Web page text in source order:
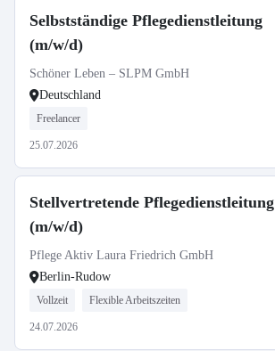
Selbstständige Pflegedienstleitung
(m/w/d)
Schöner Leben – SLPM GmbH
Deutschland
Freelancer
25.07.2026
Stellvertretende Pflegedienstleitung
(m/w/d)
Pflege Aktiv Laura Friedrich GmbH
Berlin-Rudow
Vollzeit Flexible Arbeitszeiten
24.07.2026